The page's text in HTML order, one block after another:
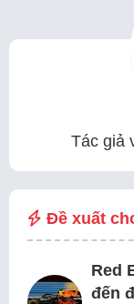
Tác giả
Đề xuất
Red
đến